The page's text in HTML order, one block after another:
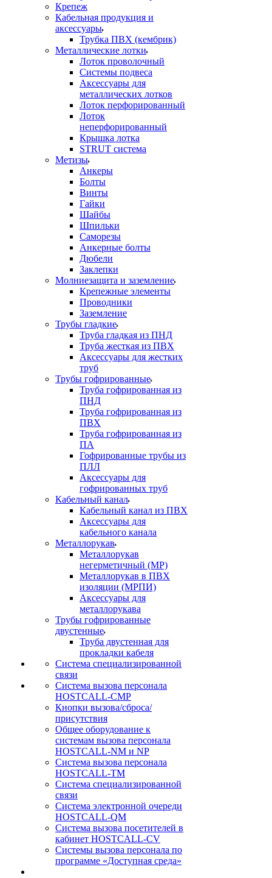
Крепеж
Кабельная продукция и
аксессуары
Трубка ПВХ (кембрик)
Металлические лотки
Лоток проволочный
Системы подвеса
Аксессуары для
металлических лотков
Лоток перфорированный
Лоток
неперфорированный
Крышка лотка
STRUT система
Метизы
Анкеры
Болты
Винты
Гайки
Шайбы
Шпильки
Саморезы
Анкерные болты
Дюбели
Заклепки
Молниезащита и заземление
Крепежные элементы
Проводники
Заземление
Трубы гладкие
Труба гладкая из ПНД
Труба жесткая из ПВХ
Аксессуары для жестких
труб
Трубы гофрированные
Труба гофрированная из
ПНД
Труба гофрированная из
ПВХ
Труба гофрированная из
ПА
Гофрированные трубы из
ПЛЛ
Аксессуары для
гофрированных труб
Кабельный канал
Кабельный канал из ПВХ
Аксессуары для
кабельного канала
Металлорукав
Металлорукав
негерметичный (МР)
Металлорукав в ПВХ
изоляции (МРПИ)
Аксессуары для
металлорукава
Трубы гофрированные
двустенные
Труба двустенная для
прокладки кабеля
Система специализированной
связи
Cистема вызова персонала
HOSTCALL-CMP
Кнопки вызова/сброса/
присутствия
Общее оборудование к
системам вызова персонала
HOSTCALL-NM и NP
Система вызова персонала
HOSTCALL-TM
Система специализированной
связи
Система электронной очереди
HOSTCALL-QM
Cистема вызова посетителей в
кабинет HOSTCALL-CV
Системы вызова персонала по
программе «Доступная среда»